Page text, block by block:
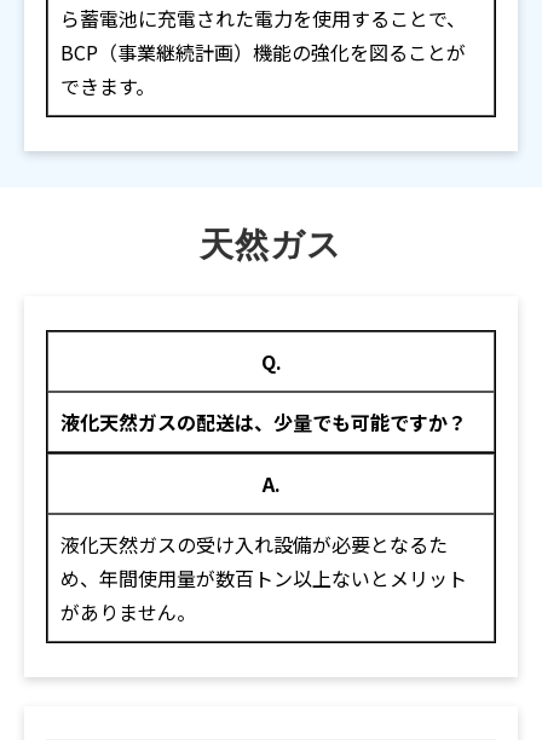
ら蓄電池に充電された電力を使用することで、
BCP（事業継続計画）機能の強化を図ることが
できます。
天然ガス
Q.
液化天然ガスの配送は、少量でも可能ですか？
A.
液化天然ガスの受け入れ設備が必要となるた
め、年間使用量が数百トン以上ないとメリット
がありません。